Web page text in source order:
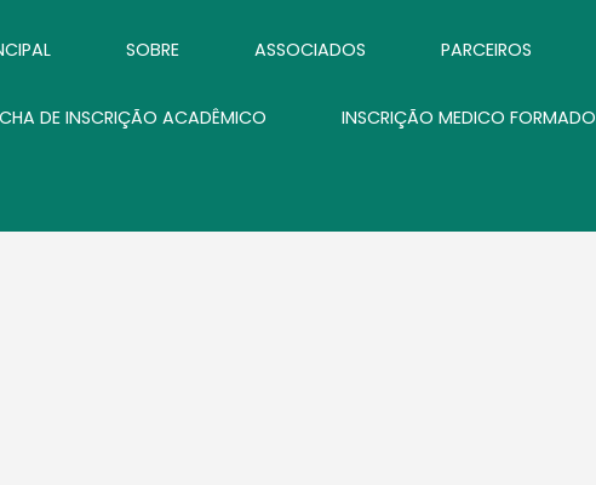
SOBRE ASSOCIADOS PARCEIROS
DE INSCRIÇÃO ACADÊMICO INSCRIÇÃO MEDICO FORMADO